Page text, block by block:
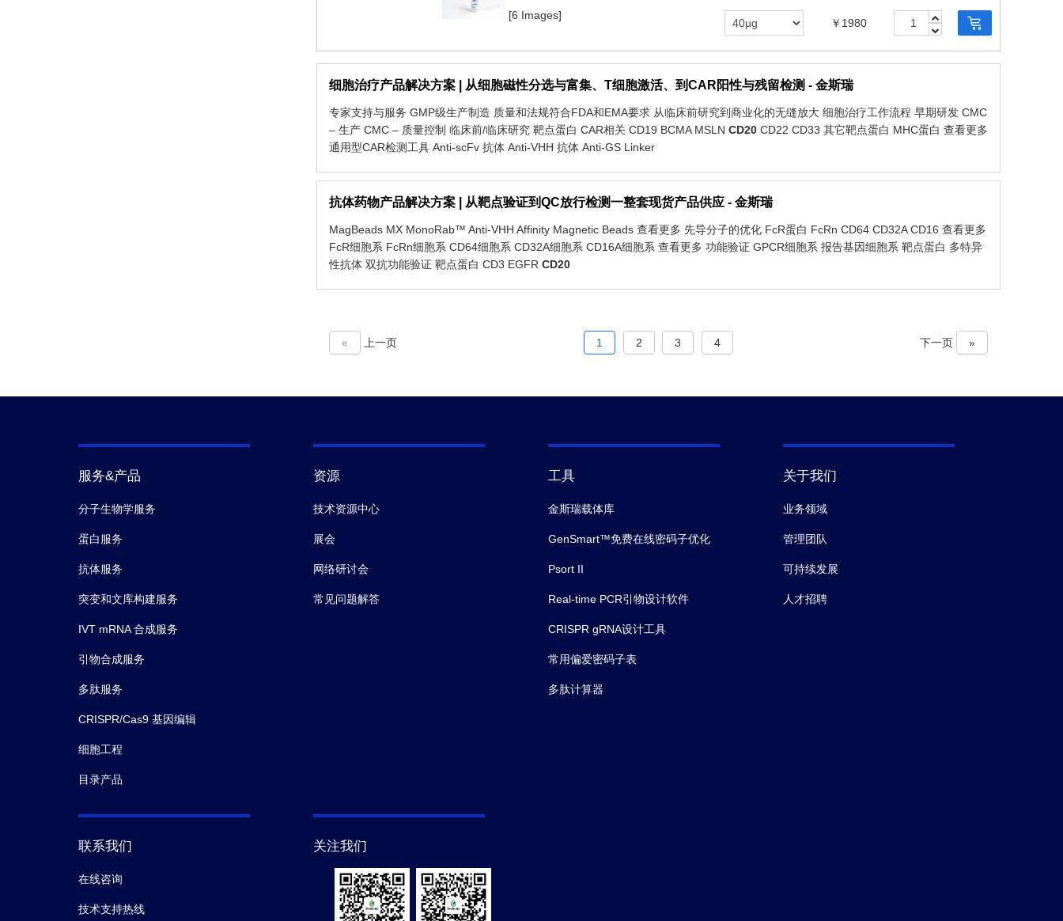
[6 Images]
￥1980
细胞治疗产品解决方案 | 从细胞磁性分选与富集、T细胞激活、到CAR阳性与残留检测 - 金斯瑞
专家支持与服务 GMP级生产制造 质量和法规符合FDA和EMA要求 从临床前研究到商业化的无缝放大 细胞治疗工作流程 早期研发 CMC
– 生产 CMC – 质量控制 临床前/临床研究 靶点蛋白 CAR相关 CD19 BCMA MSLN CD20CD22 CD33 其它靶点蛋白 MHC蛋白 查看更多
通用型CAR检测工具 Anti-scFv 抗体 Anti-VHH 抗体 Anti-GS Linker
抗体药物产品解决方案 | 从靶点验证到QC放行检测一整套现货产品供应 - 金斯瑞
MagBeads MX MonoRab™ Anti-VHH Affinity Magnetic Beads 查看更多 先导分子的优化 FcR蛋白 FcRn CD64 CD32A CD16 查看更多
FcR细胞系 FcRn细胞系 CD64细胞系 CD32A细胞系 CD16A细胞系 查看更多 功能验证 GPCR细胞系 报告基因细胞系 靶点蛋白 多特异
性抗体 双抗功能验证 靶点蛋白 CD3 EGFR CD20
« 上一页 1 2 3 4 下一页 »
服务&产品
分子生物学服务
蛋白服务
抗体服务
突变和文库构建服务
IVT mRNA 合成服务
引物合成服务
多肽服务
CRISPR/Cas9 基因编辑
细胞工程
目录产品
资源
技术资源中心
展会
网络研讨会
常见问题解答
工具
金斯瑞载体库
GenSmart™免费在线密码子优化
Psort II
Real-time PCR引物设计软件
CRISPR gRNA设计工具
常用偏爱密码子表
多肽计算器
关于我们
业务领域
管理团队
可持续发展
人才招聘
联系我们
在线咨询
技术支持热线
关注我们